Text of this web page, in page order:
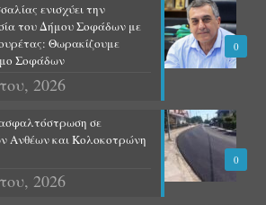
0
ενισχύει την
του Δήμου Σοφάδων με
Θωρακίζουμε
Σοφάδων
2026
0
σε
Ανθέων και Κολοκοτρώνη
2026